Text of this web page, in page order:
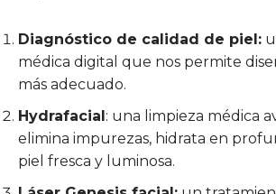
Diagnóstico de calidad de piel:
médica digital que nos permite
más adecuado.
Hydrafacial: una limpieza médica
elimina impurezas, hidrata en
piel fresca y luminosa.